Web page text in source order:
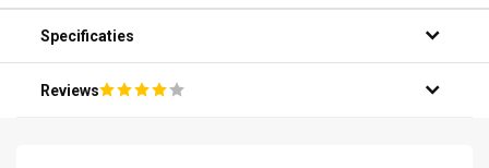
Specificaties
Reviews